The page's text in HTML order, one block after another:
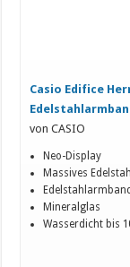
Casio Edifice
von CASIO
Neo-Display
Massives
Edelstahlarmband
Mineralglas
Wasserdicht bis